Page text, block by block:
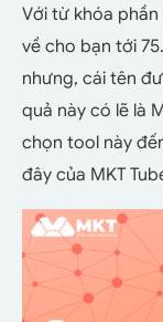
Với từ khóa
về cho bạn tới
nhưng, cái tên
quả này có lẽ là
chọn tool này
đây của MKT